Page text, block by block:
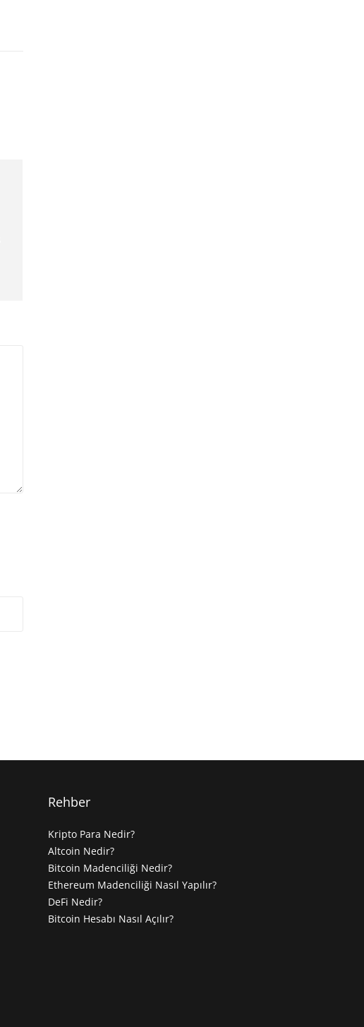
Rehber
Kripto Para Nedir?
Altcoin Nedir?
Bitcoin Madenciliği Nedir?
Ethereum Madenciliği Nasıl Yapılır?
DeFi Nedir?
Bitcoin Hesabı Nasıl Açılır?